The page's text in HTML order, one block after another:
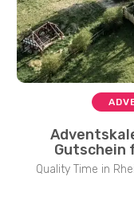
Gutschein
Quality Time in